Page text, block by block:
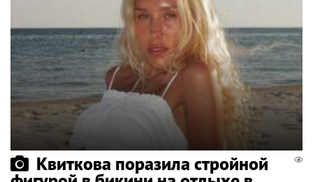
Квиткова поразила стройной